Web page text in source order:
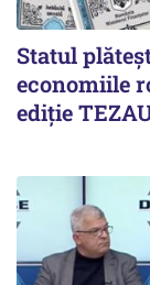
Statul
economiile
ediție